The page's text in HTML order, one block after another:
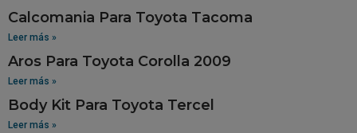
Calcomania Para Toyota Tacoma
Leer más »
Aros Para Toyota Corolla 2009
Leer más »
Body Kit Para Toyota Tercel
Leer más »